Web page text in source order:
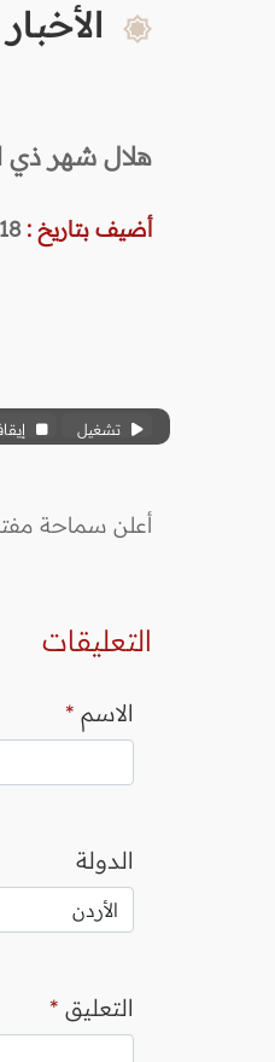
هلال شهر ذي
أضيف بتاريخ : 18-05-2026
تشغيل
أعلن سماحة مفتي عام
التعليقات
الاسم *
الدولة
التعليق *